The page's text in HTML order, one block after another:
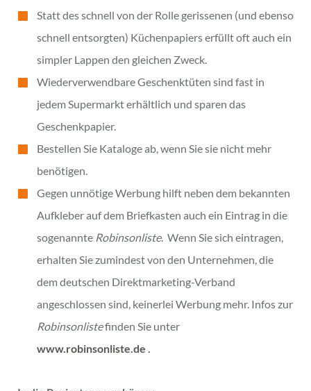
Statt des schnell von der Rolle gerissenen (und ebenso
schnell entsorgten) Küchenpapiers erfüllt oft auch ein
simpler Lappen den gleichen Zweck.
Wiederverwendbare Geschenktüten sind fast in
jedem Supermarkt erhältlich und sparen das
Geschenkpapier.
Bestellen Sie Kataloge ab, wenn Sie sie nicht mehr
benötigen.
Gegen unnötige Werbung hilft neben dem bekannten
Aufkleber auf dem Briefkasten auch ein Eintrag in die
sogenannte Robinsonliste. Wenn Sie sich eintragen,
erhalten Sie zumindest von den Unternehmen, die
dem deutschen Direktmarketing-Verband
angeschlossen sind, keinerlei Werbung mehr. Infos zur
Robinsonlistefinden Sie unter
www.robinsonliste.de .